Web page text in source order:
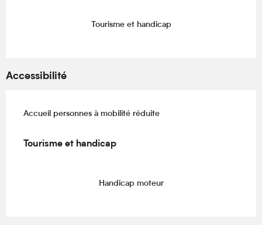
Tourisme et handicap
Accessibilité
Accueil personnes à mobilité réduite
Tourisme et handicap
Tourisme et handicap
Handicap moteur